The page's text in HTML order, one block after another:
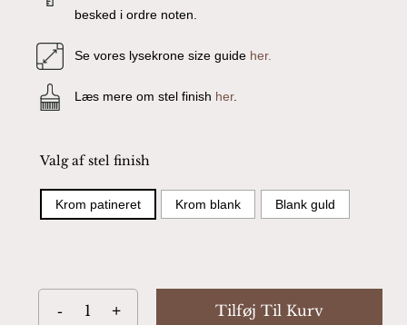
besked i ordre noten.
Se vores lysekrone size guide her.
Læs mere om stel finish her.
Valg af stel finish
Krom patineret Krom blank Blank guld
Tilføj Til Kurv